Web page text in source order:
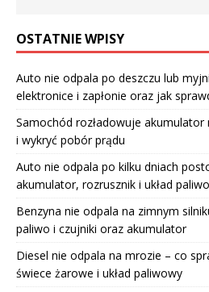
OSTATNIE WPISY
Auto nie odpala po deszczu lub
elektronice i zapłonie oraz jak
Samochód rozładowuje
i wykryć pobór prądu
Auto nie odpala po kilku dniach
akumulator, rozrusznik i układ
Benzyna nie odpala na zimnym
paliwo i czujniki oraz akumulator
Diesel nie odpala na mrozie – co
świece żarowe i układ paliwowy